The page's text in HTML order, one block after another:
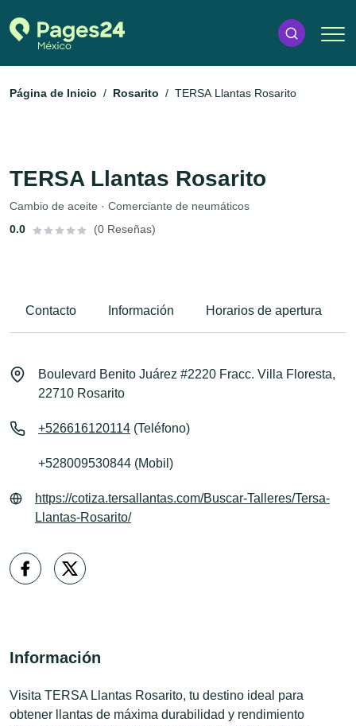
Página de Inicio Rosarito TERSA Llantas Rosarito
TERSA Llantas Rosarito
Cambio de aceite · Comerciante de neumáticos
0.0
(0 Reseñas)
Contacto Información Horarios de apertura
Boulevard Benito Juárez #2220 Fracc. Villa Floresta,
22710 Rosarito
+526616120114 (Teléfono)
+528009530844 (Mobil)
https://cotiza.tersallantas.com/Buscar-Talleres/Tersa-
Llantas-Rosarito/
Información
Visita TERSA Llantas Rosarito, tu destino ideal para
obtener llantas de máxima durabilidad y rendimiento